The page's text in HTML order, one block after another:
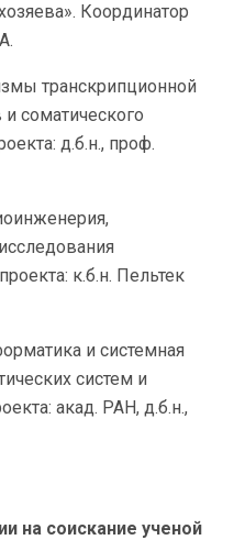
Координатор
транскрипционной
соматического
д.б.н., проф.
к.б.н. Пельтек
и системная
систем и
акад. РАН, д.б.н.,
на соискание ученой